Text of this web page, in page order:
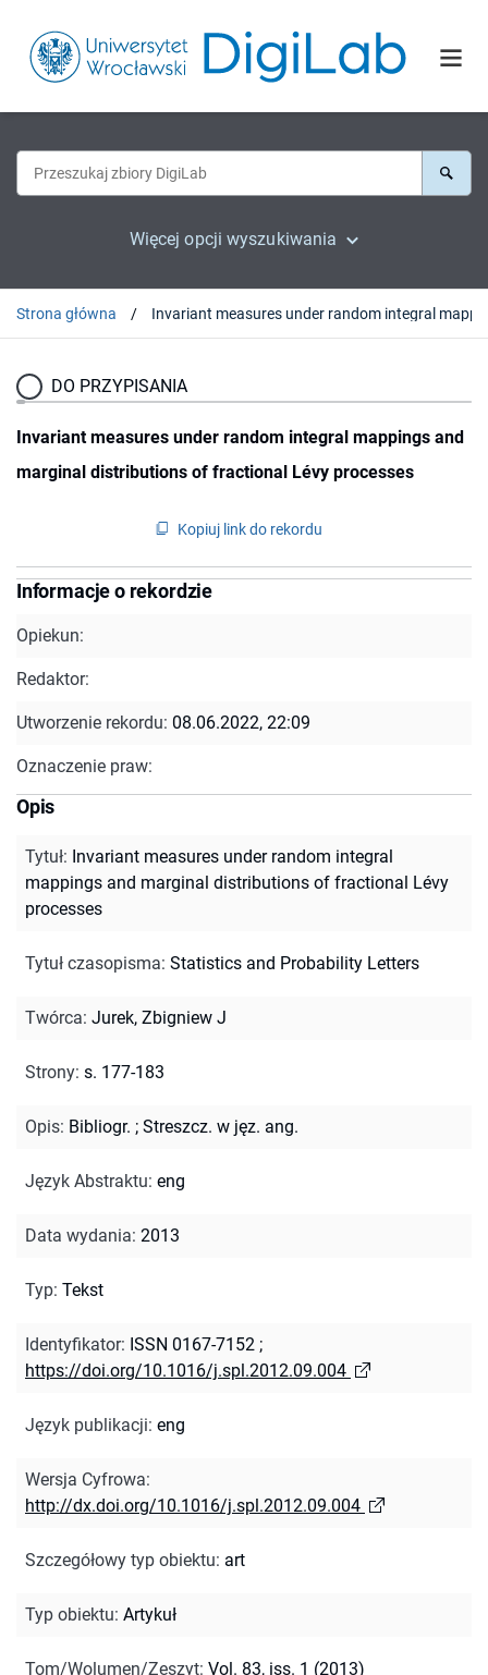
Więcej opcji wyszukiwania
Strona główna
DO PRZYPISANIA
Invariant measures under random integral mappings and
marginal distributions of fractional Lévy processes
Kopiuj link do rekordu
Informacje o rekordzie
Opiekun:
Redaktor:
Utworzenie rekordu: 08.06.2022, 22:09
Oznaczenie praw:
Opis
Tytuł: Invariant measures under random integral
mappings and marginal distributions of fractional Lévy
processes
Tytuł czasopisma: Statistics and Probability Letters
Twórca: Jurek, Zbigniew J
Strony: s. 177-183
Opis: Bibliogr. ; Streszcz. w jęz. ang.
Język Abstraktu: eng
Data wydania: 2013
Typ: Tekst
Identyfikator: ISSN 0167-7152 ;
https://doi.org/10.1016/j.spl.2012.09.004
Język publikacji: eng
Wersja Cyfrowa:
http://dx.doi.org/10.1016/j.spl.2012.09.004
Szczegółowy typ obiektu: art
Typ obiektu: Artykuł
Tom/Wolumen/Zeszyt: Vol. 83, iss. 1 (2013)